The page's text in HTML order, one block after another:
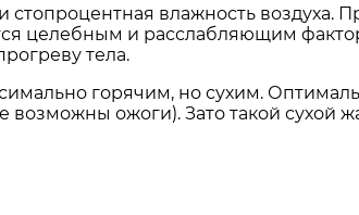
стопроцентная влажность
целебным и расслабляющим
тела.
горячим, но сухим.
возможны ожоги). Зато такой сухой